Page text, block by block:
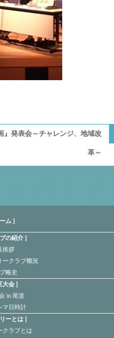
』発表会～チャレンジ、地域改
革～
ム ]
の紹介
挨拶
ークラブ概況
略史
大会
in 尾道
マ日時計
ーとは
クラブとは